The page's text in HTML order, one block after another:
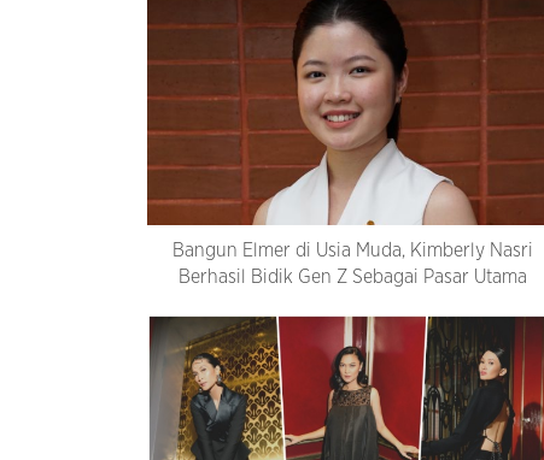
Bangun Elmer di Usia Muda, Kimberly Nasri
Berhasil Bidik Gen Z Sebagai Pasar Utama